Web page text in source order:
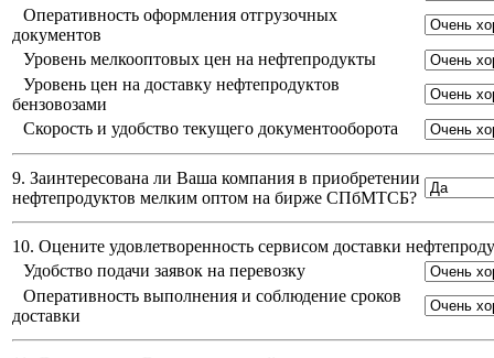
Оперативность оформления отгрузочных
документов
Уровень мелкооптовых цен на нефтепродукты
Уровень цен на доставку нефтепродуктов
бензовозами
Скорость и удобство текущего документооборота
9. Заинтересована ли Ваша компания в приобретении
нефтепродуктов мелким оптом на бирже СПбМТСБ?
10. Оцените удовлетворенность сервисом доставки
Удобство подачи заявок на перевозку
Оперативность выполнения и соблюдение сроков
доставки